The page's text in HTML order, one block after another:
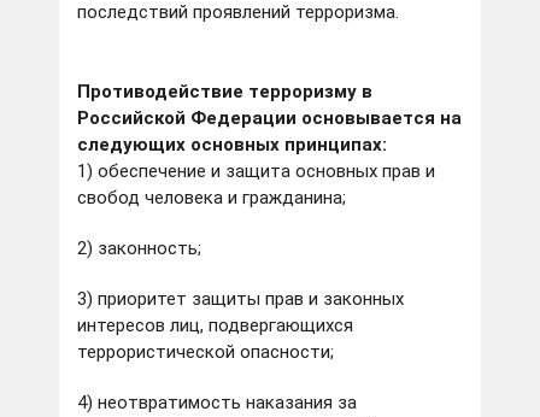
последствий проявлений терроризма.
Противодействие терроризму в
Российской Федерации основывается на
следующих основных принципах:
1) обеспечение и защита основных прав и
свобод человека и гражданина;
2) законность;
3) приоритет защиты прав и законных
интересов лиц, подвергающихся
террористической опасности;
4) неотвратимость наказания за